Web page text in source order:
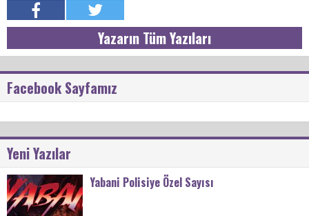
Yazarın Tüm Yazıları
Facebook Sayfamız
Yeni Yazılar
Yabani Polisiye Özel Sayısı